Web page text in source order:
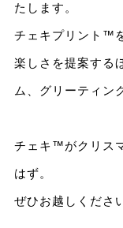
たします。
チェキプリント™
楽しさを提案する
ム、グリーティン
チェキ™がクリス
はず。
ぜひお越しくださ